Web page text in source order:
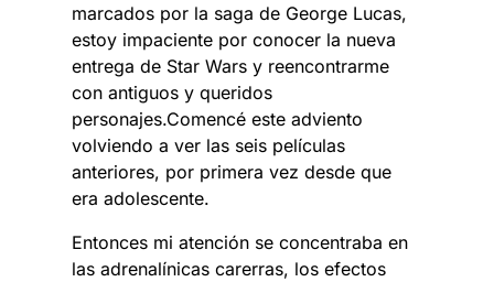
marcados por la saga de George Lucas,
estoy impaciente por conocer la nueva
entrega de Star Wars y reencontrarme
con antiguos y queridos
personajes.Comencé este adviento
volviendo a ver las seis películas
anteriores, por primera vez desde que
era adolescente.
Entonces mi atención se concentraba en
las adrenalínicas carerras, los efectos